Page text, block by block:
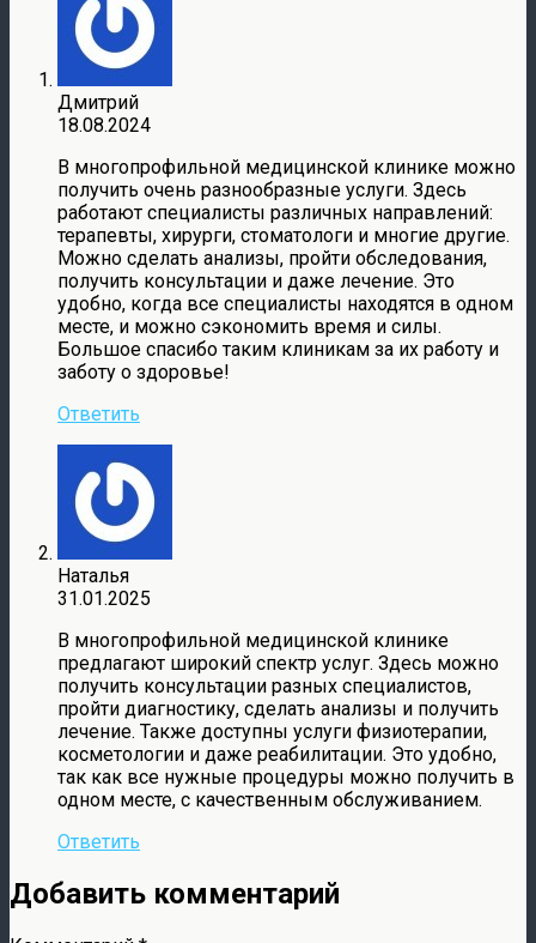
Дмитрий
18.08.2024
В многопрофильной медицинской клинике можно
получить очень разнообразные услуги. Здесь
работают специалисты различных направлений:
терапевты, хирурги, стоматологи и многие другие.
Можно сделать анализы, пройти обследования,
получить консультации и даже лечение. Это
удобно, когда все специалисты находятся в одном
месте, и можно сэкономить время и силы.
Большое спасибо таким клиникам за их работу и
заботу о здоровье!
Ответить
Наталья
31.01.2025
В многопрофильной медицинской клинике
предлагают широкий спектр услуг. Здесь можно
получить консультации разных специалистов,
пройти диагностику, сделать анализы и получить
лечение. Также доступны услуги физиотерапии,
косметологии и даже реабилитации. Это удобно,
так как все нужные процедуры можно получить в
одном месте, с качественным обслуживанием.
Ответить
Добавить комментарий